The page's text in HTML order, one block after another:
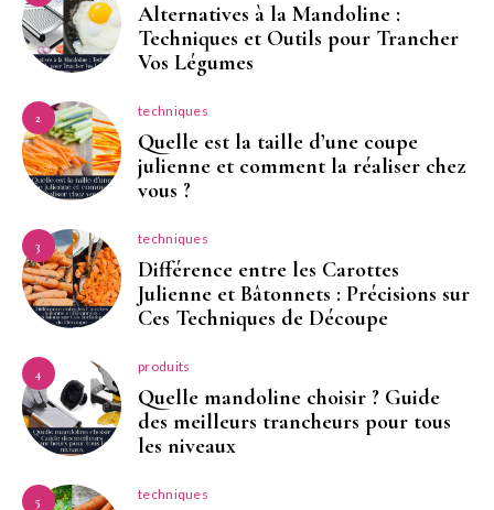
Alternatives à la Mandoline :
Techniques et Outils pour Trancher
Vos Légumes
2 techniques
Quelle est la taille d’une coupe
julienne et comment la réaliser chez
vous ?
3 techniques
Différence entre les Carottes
Julienne et Bâtonnets : Précisions sur
Ces Techniques de Découpe
4 produits
Quelle mandoline choisir ? Guide
des meilleurs trancheurs pour tous
les niveaux
5 techniques